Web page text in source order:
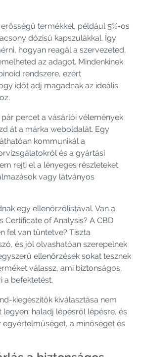
termékkel, például 5%-os
dózisú kapszulákkal. Így
hogyan reagál a szervezeted,
az adagot. Mindenkinek
rendszere, ezért
időt adj magadnak az ideális
percet a vásárlói vélemények
át a márka weboldalát. Egy
kommunikál a
és a gyártási
rejti el a lényeges részleteket
vagy látványos
egy ellenőrzőlistával. Van a
Certificate of Analysis? A CBD
fel van tüntetve? Tiszta
és jól olvashatóan szerepelnek
ellenőrzések sokat tesznek
válassz, ami biztonságos,
a befektetést.
kiegészítők kiválasztása nem
haladj lépésről lépésre, és
egyértelműséget, a minőséget és